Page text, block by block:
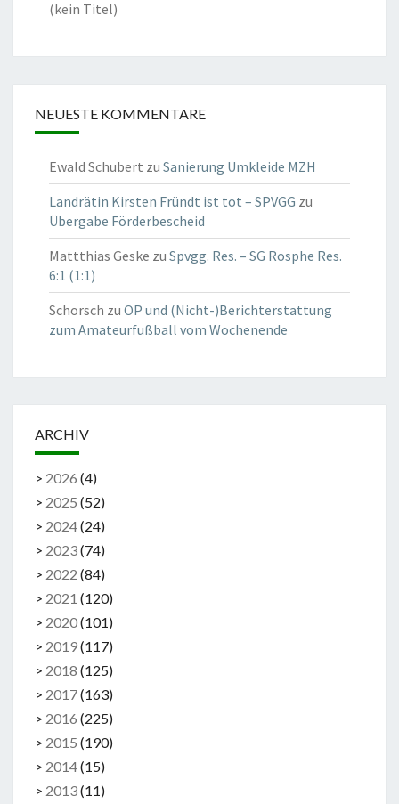
(kein Titel)
NEUESTE KOMMENTARE
Ewald Schubert zu Sanierung Umkleide MZH
Landrätin Kirsten Fründt ist tot – SPVGG zu
Übergabe Förderbescheid
Mattthias Geske zu Spvgg. Res. – SG Rosphe Res.
6:1 (1:1)
Schorsch zu OP und (Nicht-)Berichterstattung
zum Amateurfußball vom Wochenende
ARCHIV
> 2026 (4)
> 2025 (52)
> 2024(24)
> 2023(74)
> 2022 (84)
> 2021 (120)
> 2020(101)
> 2019(117)
> 2018 (125)
> 2017(163)
> 2016 (225)
> 2015 (190)
> 2014(15)
> 2013(11)